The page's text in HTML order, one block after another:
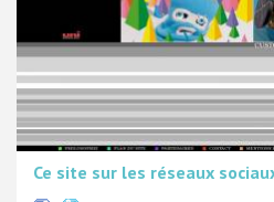
Ce site sur les réseaux